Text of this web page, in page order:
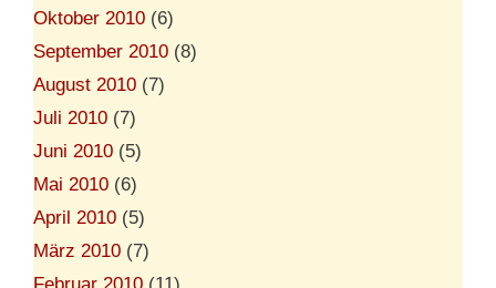
Oktober 2010 (6)
September 2010 (8)
August 2010 (7)
Juli 2010 (7)
Juni 2010 (5)
Mai 2010 (6)
April 2010 (5)
März 2010 (7)